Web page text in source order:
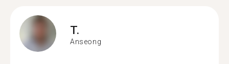
T.
Anseong